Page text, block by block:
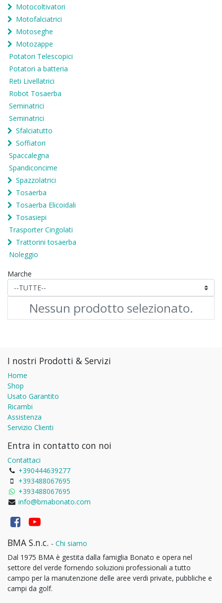
Motocoltivatori
Motofalciatrici
Motoseghe
Motozappe
Potatori Telescopici
Potatori a batteria
Reti Livellatrici
Robot Tosaerba
Seminatrici
Seminatrici
Sfalciatutto
Soffiatori
Spaccalegna
Spandiconcime
Spazzolatrici
Tosaerba
Tosaerba Elicoidali
Tosasiepi
Trasporter Cingolati
Trattorini tosaerba
Noleggio
Marche
Nessun prodotto selezionato.
I nostri Prodotti & Servizi
Home
Shop
Usato Garantito
Ricambi
Assistenza
Servizio Clienti
Entra in contatto con noi
Contattaci
+390444639277
+393488067695
+393488067695
info@bmabonato.com
BMA S.n.c. - Chi siamo
Dal 1975 BMA è gestita dalla famiglia Bonato e opera nel
settore del verde fornendo soluzioni professionali a tutto
campo per la manutenzione delle aree verdi private, pubbliche e
campi da golf.